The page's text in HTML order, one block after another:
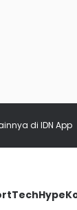
di IDN App
TechHype